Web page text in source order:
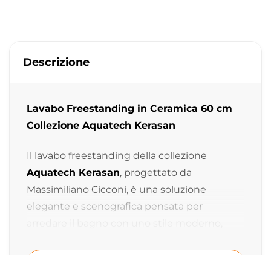
Descrizione
Lavabo Freestanding in Ceramica 60 cm
Collezione Aquatech Kerasan
Il lavabo freestanding della collezione
Aquatech Kerasan, progettato da
Massimiliano Cicconi, è una soluzione
elegante e scenografica pensata per